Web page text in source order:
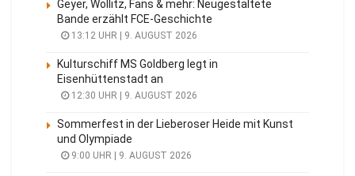
Geyer, Wollitz, Fans & mehr: Neugestaltete
Bande erzählt FCE-Geschichte
13:12 UHR | 9. AUGUST 2026
Kulturschiff MS Goldberg legt in
Eisenhüttenstadt an
12:30 UHR | 9. AUGUST 2026
Sommerfest in der Lieberoser Heide mit Kunst
und Olympiade
9:00 UHR | 9. AUGUST 2026